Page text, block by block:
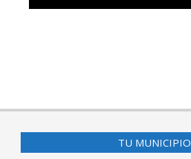
TU MUNICIPIO